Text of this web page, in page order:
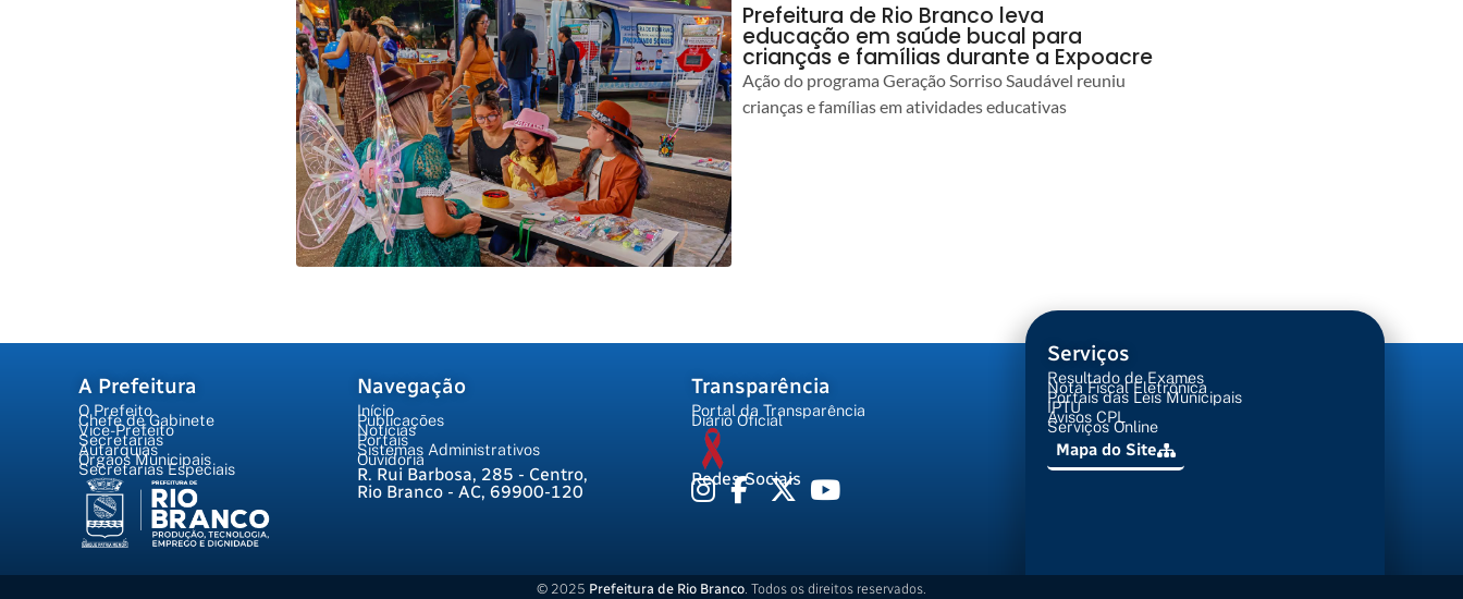
Prefeitura de Rio Branco leva
educação em saúde bucal para
crianças e famílias durante a Expoacre
Ação do programa Geração Sorriso Saudável reuniu
crianças e famílias em atividades educativas
A Prefeitura
O Prefeito
Chefe de Gabinete
Vice-Prefeito
Secretarias
Autarquias
Órgãos Municipais
Secretarias Especiais
Navegação
Início
Publicações
Notícias
Portais
Sistemas Administrativos
Ouvidoria
R. Rui Barbosa, 285 - Centro,
Rio Branco - AC, 69900-120
Transparência
Portal da Transparência
Diário Oficial
Redes Sociais
Serviços
Resultado de Exames
Nota Fiscal Eletrônica
Portais das Leis Municipais
IPTU
Avisos CPL
Serviços Online
Mapa do Site
© 2025 Prefeitura de Rio Branco. Todos os direitos reservados.